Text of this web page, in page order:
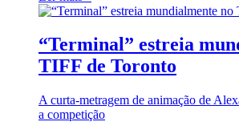
“Terminal” estreia
TIFF de Toronto
A curta-metragem de animação de
a competição